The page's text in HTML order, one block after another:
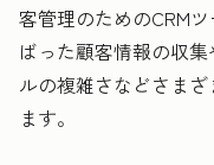
客管理のためのCRM
ばった顧客情報の収
ルの複雑さなどさま
ます。